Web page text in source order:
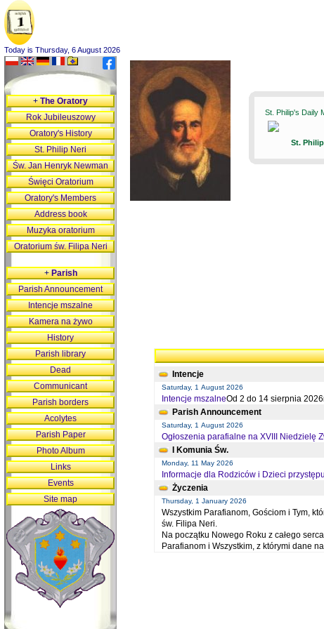
Today is Thursday, 6 August 2026
St. Philip's Daily
St.
Intencje
Saturday, 1 August 2026
Intencje mszalneOd 2 do 14 sierpnia
Parish Announcement
Saturday, 1 August 2026
Ogłoszenia parafialne na XVIII Niedzielę
I Komunia Św.
Monday, 11 May 2026
Informacje dla Rodziców i Dzieci
Życzenia
Thursday, 1 January 2026
Wszystkim Parafianom, Gościom i Tym,
św. Filipa Neri.
Na początku Nowego Roku z całego
Parafianom i Wszystkim, z którymi dane
+The Oratory
Rok Jubileuszowy
Oratory's History
St. Philip Neri
Św. Jan Henryk Newman
Święci Oratorium
Oratory's Members
Address book
Muzyka oratorium
Oratorium św. Filipa Neri
+Parish
Parish Announcement
Intencje mszalne
Kamera na żywo
History
Parish library
Dead
Communicant
Parish borders
Acolytes
Parish Paper
Photo Album
Links
Events
Site map